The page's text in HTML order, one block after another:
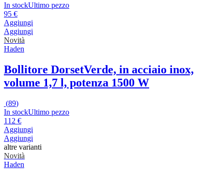
In stockUltimo pezzo
95 €
Aggiungi
Aggiungi
Novità
Haden
Bollitore DorsetVerde, in acciaio inox,
volume 1,7 l, potenza 1500 W
(89)
In stockUltimo pezzo
112 €
Aggiungi
Aggiungi
altre varianti
Novità
Haden